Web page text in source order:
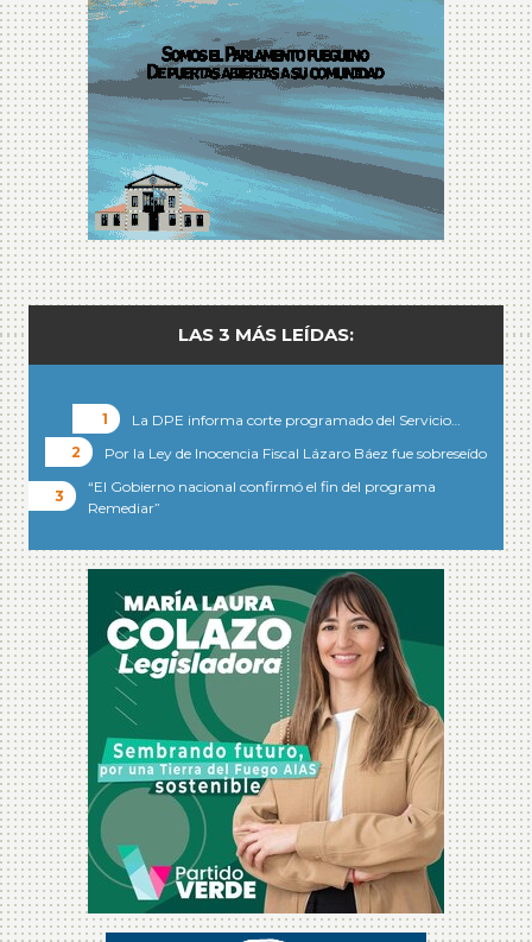
LAS 3 MÁS LEÍDAS:
La DPE informa corte programado del Servicio…
Por la Ley de Inocencia Fiscal Lázaro Báez fue sobreseído
“El Gobierno nacional confirmó el fin del programa
Remediar”